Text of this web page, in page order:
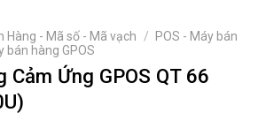
Hàng - Mã số - Mã vạch /
POS - Máy bán
bán hàng GPOS
Cảm Ứng GPOS QT 66